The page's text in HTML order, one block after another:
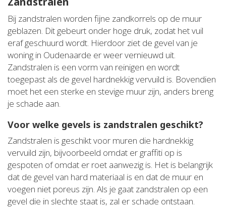
Bij zandstralen worden fijne zandkorrels op de muur
geblazen. Dit gebeurt onder hoge druk, zodat het vuil
eraf geschuurd wordt. Hierdoor ziet de gevel van je
woning in Oudenaarde er weer vernieuwd uit.
Zandstralen is een vorm van reinigen en wordt
toegepast als de gevel hardnekkig vervuild is. Bovendien
moet het een sterke en stevige muur zijn, anders breng
je schade aan.
Voor welke gevels is zandstralen geschikt?
Zandstralen is geschikt voor muren die hardnekkig
vervuild zijn, bijvoorbeeld omdat er graffiti op is
gespoten of omdat er roet aanwezig is. Het is belangrijk
dat de gevel van hard materiaal is en dat de muur en
voegen niet poreus zijn. Als je gaat zandstralen op een
gevel die in slechte staat is, zal er schade ontstaan.